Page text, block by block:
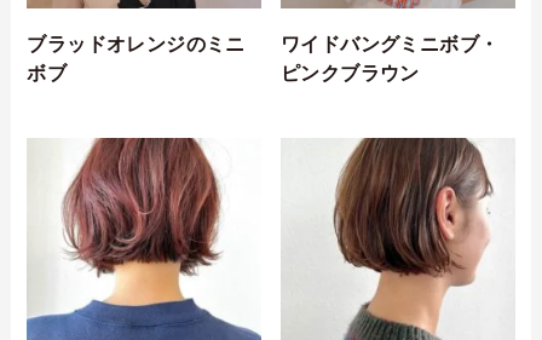
ブラッドオレンジのミニ
ボブ
ワイドバングミニボブ・
ピンクブラウン